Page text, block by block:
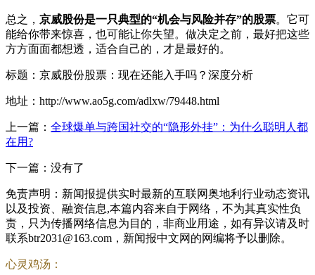
总之， 京威股份是一只典型的“机会与风险并存”的股票。它可
能给你带来惊喜，也可能让你失望。做决定之前，最好把这些
方方面面都想透，适合自己的，才是最好的。
标题：京威股份股票：现在还能入手吗？深度分析
地址：http://www.ao5g.com/adlxw/79448.html
上一篇： 全球爆单与跨国社交的“隐形外挂”：为什么聪明人都
在用?
下一篇：没有了
免责声明：新闻报提供实时最新的互联网奥地利行业动态资讯
以及投资、融资信息,本篇内容来自于网络，不为其真实性负
责，只为传播网络信息为目的，非商业用途，如有异议请及时
联系btr2031@163.com，新闻报中文网的网编将予以删除。
心灵鸡汤：